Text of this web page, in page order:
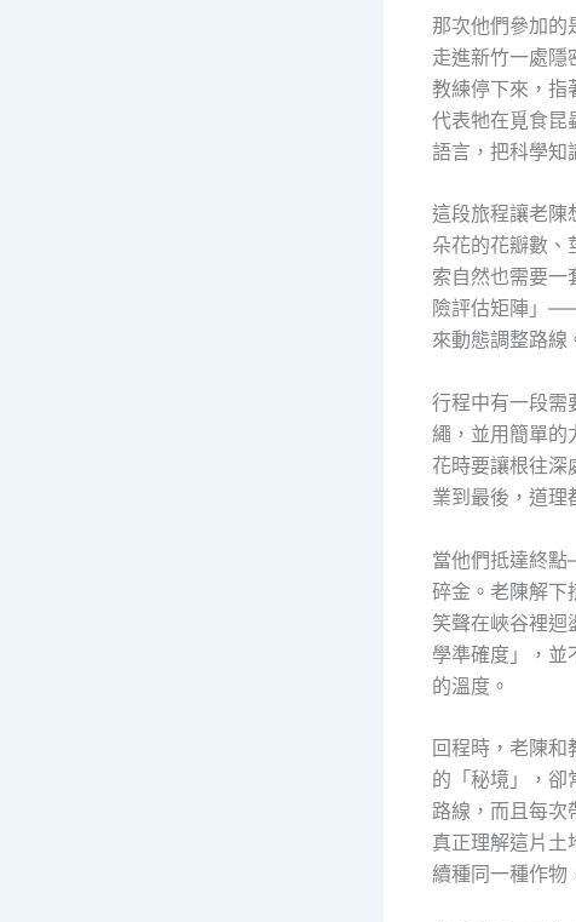
那次他們參加的
走進新竹一處隱
教練停下來，指
代表牠在覓食昆
語言，把科學知
這段旅程讓老陳
朵花的花瓣數、
索自然也需要一
險評估矩陣」
來動態調整路線
行程中有一段需
繩，並用簡單的
花時要讓根往
業到最後，道理
當他們抵達終
碎金。老陳解下
笑聲在峽谷裡迴
學準確度」，並
的溫度。
回程時，老陳
的「秘境」，卻
路線，而且每次
真正理解這片土
續種同一種作物